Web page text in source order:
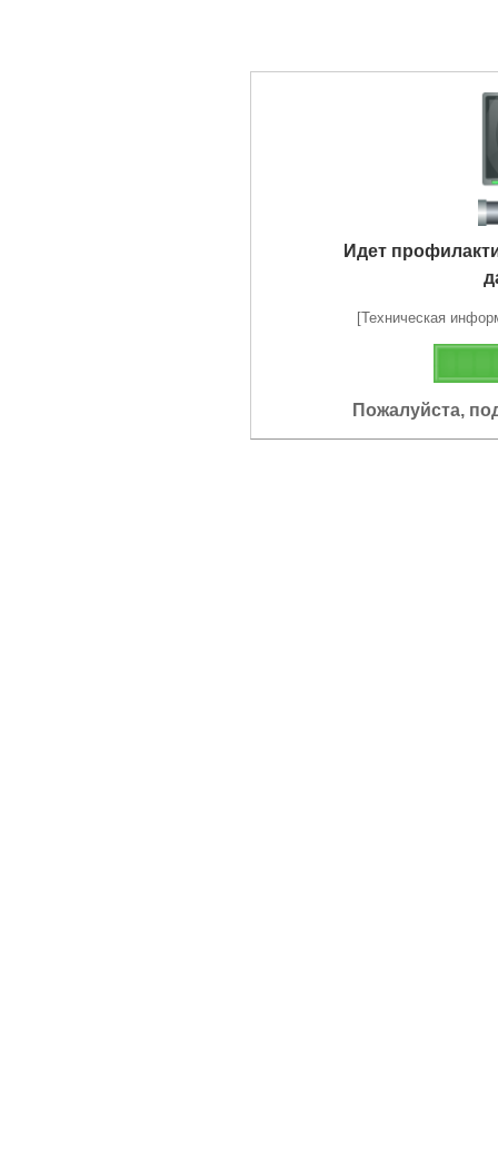
Идет
[Техническая
Пожалуйста,